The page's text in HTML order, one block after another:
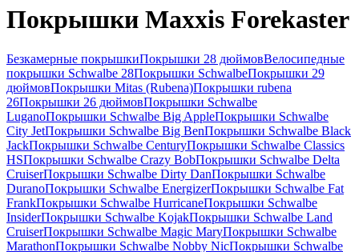
Покрышки Maxxis Forekaster
Безкамерные покрышкиПокрышки 28 дюймовВелосипедные
покрышки Schwalbe 28Покрышки SchwalbeПокрышки 29
дюймовПокрышки Mitas (Rubena)Покрышки rubena
26Покрышки 26 дюймовПокрышки Schwalbe
LuganoПокрышки Schwalbe Big AppleПокрышки Schwalbe
City JetПокрышки Schwalbe Big BenПокрышки Schwalbe Black
JackПокрышки Schwalbe CenturyПокрышки Schwalbe Classics
HSПокрышки Schwalbe Crazy BobПокрышки Schwalbe Delta
CruiserПокрышки Schwalbe Dirty DanПокрышки Schwalbe
DuranoПокрышки Schwalbe EnergizerПокрышки Schwalbe Fat
FrankПокрышки Schwalbe HurricaneПокрышки Schwalbe
InsiderПокрышки Schwalbe KojakПокрышки Schwalbe Land
CruiserПокрышки Schwalbe Magic MaryПокрышки Schwalbe
MarathonПокрышки Schwalbe Nobby NicПокрышки Schwalbe